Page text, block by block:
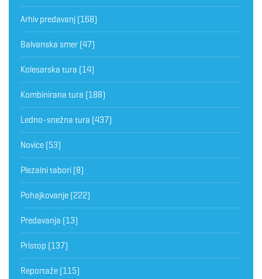
Arhiv predavanj (168)
Balvanska smer (47)
Kolesarska tura (14)
Kombinirana tura (188)
Ledno-snežna tura (437)
Novice (53)
Plezalni tabori (8)
Pohajkovanje (222)
Predavanja (13)
Pristop (137)
Reportaže (115)